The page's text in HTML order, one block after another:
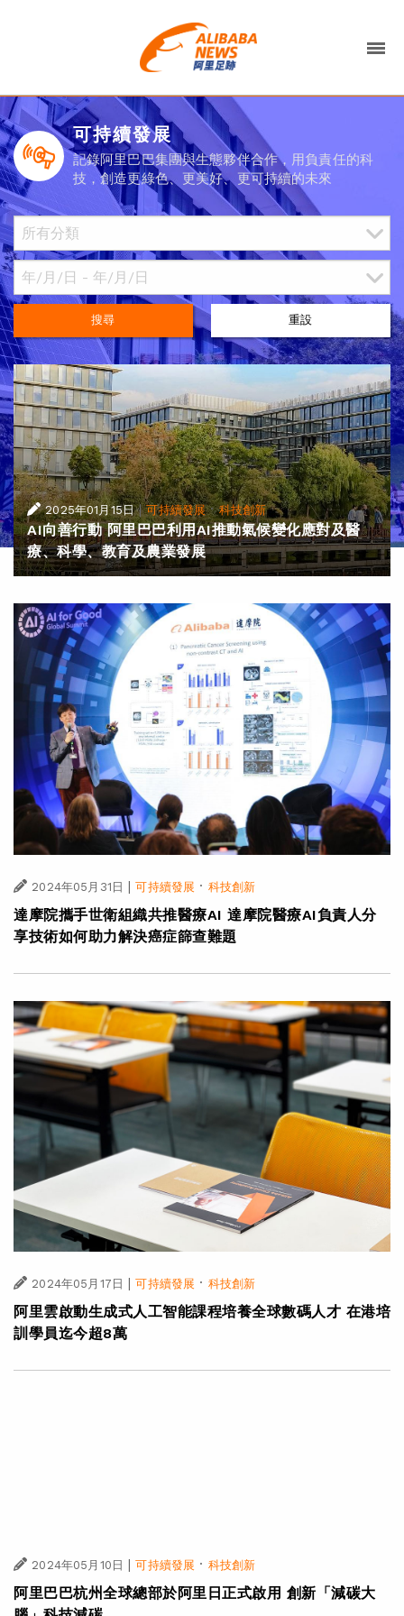
可持續發展
記錄阿里巴巴集團與生態夥伴合作，用負責任的科
技，創造更綠色、更美好、更可持續的未來
搜尋 重設
2025年01月15日 |可持續發展·科技創新
AI向善行動 阿里巴巴利用AI推動氣候變化應對及醫
療、科學、教育及農業發展
2024年05月31日 | 可持續發展 · 科技創新
達摩院攜手世衛組織共推醫療AI 達摩院醫療AI負責人分
享技術如何助力解決癌症篩查難題
2024年05月17日 | 可持續發展 · 科技創新
阿里雲啟動生成式人工智能課程培養全球數碼人才 在港培
訓學員迄今超8萬